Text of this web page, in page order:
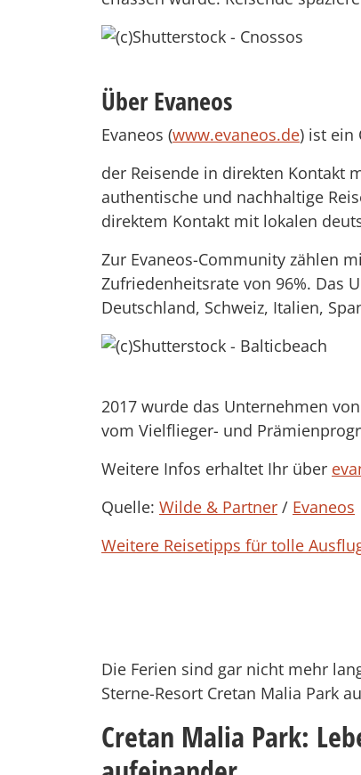
Über Evaneos
Evaneos (www.evaneos.de) ist ein
der Reisende in direkten Kontakt
authentische und nachhaltige
direktem Kontakt mit lokalen
Zur Evaneos-Community zählen
Zufriedenheitsrate von 96%. Das
Deutschland, Schweiz, Italien,
2017 wurde das Unternehmen
vom Vielflieger- und
Weitere Infos erhaltet Ihr über
Quelle: Wilde & Partner / Evaneos
Weitere Reisetipps für tolle
Die Ferien sind gar nicht mehr
Sterne-Resort Cretan Malia Park
Cretan Malia Park: